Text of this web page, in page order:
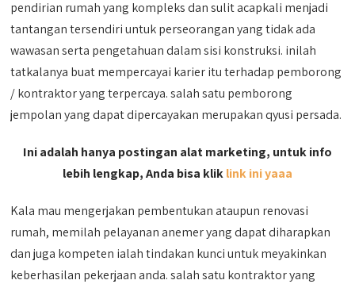
pendirian rumah yang kompleks dan sulit acapkali menjadi
tantangan tersendiri untuk perseorangan yang tidak ada
wawasan serta pengetahuan dalam sisi konstruksi. inilah
tatkalanya buat mempercayai karier itu terhadap pemborong
/ kontraktor yang terpercaya. salah satu pemborong
jempolan yang dapat dipercayakan merupakan qyusi persada.
Ini adalah hanya postingan alat marketing, untuk info
lebih lengkap, Anda bisa kliklink ini yaaa
Kala mau mengerjakan pembentukan ataupun renovasi
rumah, memilah pelayanan anemer yang dapat diharapkan
dan juga kompeten ialah tindakan kunci untuk meyakinkan
keberhasilan pekerjaan anda. salah satu kontraktor yang